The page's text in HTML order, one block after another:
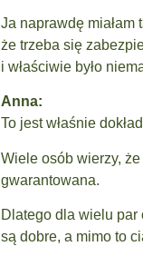
Ja naprawdę miałam
że trzeba się
i właściwie było
Anna:
To jest właśnie
Wiele osób wierzy,
gwarantowana.
Dlatego dla wielu par
są dobre, a mimo to